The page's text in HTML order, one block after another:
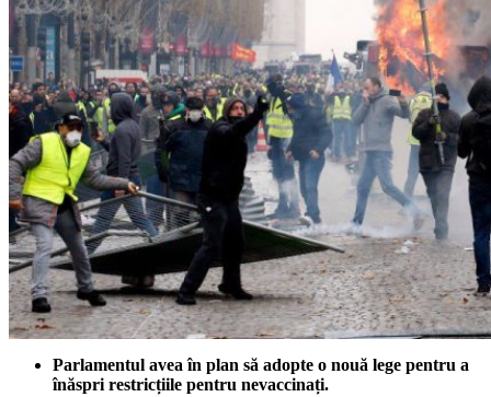
Parlamentul avea în plan să adopte o nouă lege pentru a
înăspri restricțiile pentru nevaccinați.